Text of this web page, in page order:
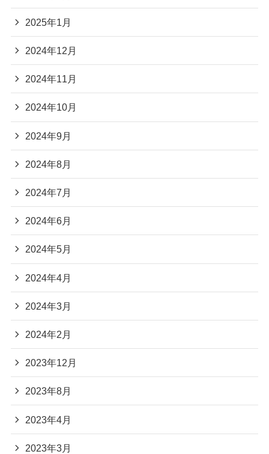
2025年1月
2024年12月
2024年11月
2024年10月
2024年9月
2024年8月
2024年7月
2024年6月
2024年5月
2024年4月
2024年3月
2024年2月
2023年12月
2023年8月
2023年4月
2023年3月